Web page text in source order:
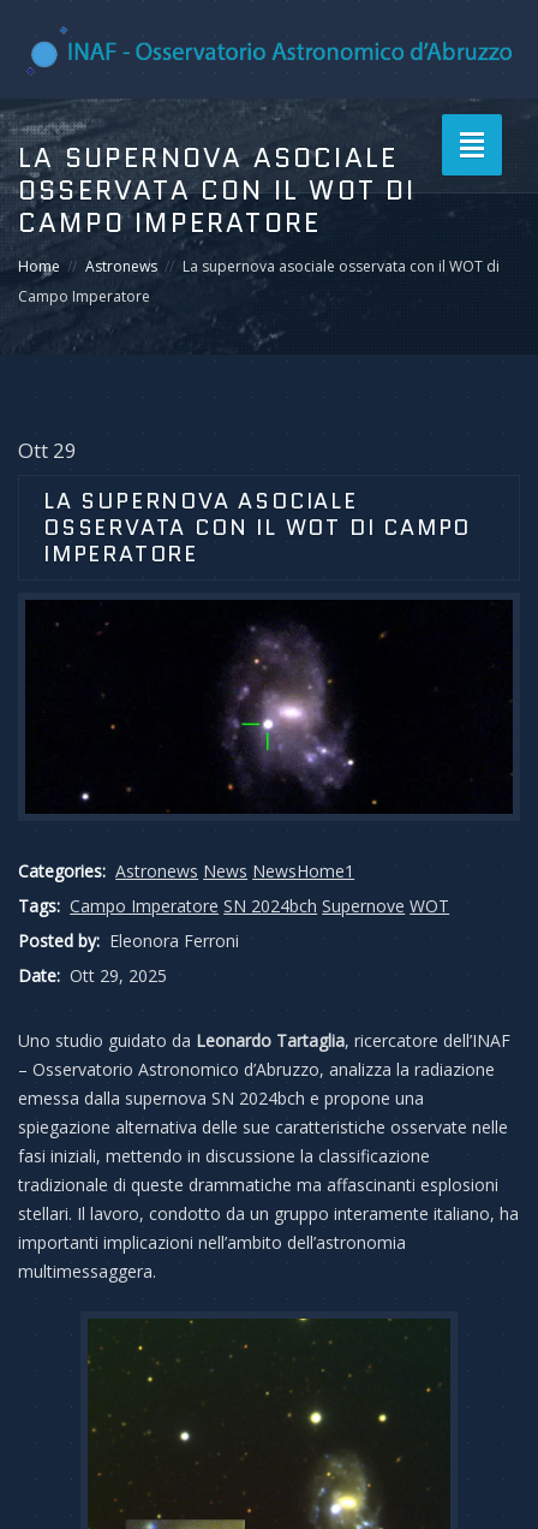
Toggle
LA SUPERNOVA ASOCIALE
OSSERVATA CON IL WOT DI
CAMPO IMPERATORE
Home Astronews
La supernova asociale osservata con il WOT di
Campo Imperatore
Ott 29
LA SUPERNOVA ASOCIALE
OSSERVATA CON IL WOT DI CAMPO
IMPERATORE
Categories: Astronews News NewsHome1
Tags: Campo Imperatore SN 2024bch Supernove WOT
Posted by: Eleonora Ferroni
Date: Ott 29, 2025
Uno studio guidato da Leonardo Tartaglia, ricercatore dell’INAF
– Osservatorio Astronomico d’Abruzzo, analizza la radiazione
emessa dalla supernova SN 2024bch e propone una
spiegazione alternativa delle sue caratteristiche osservate nelle
fasi iniziali, mettendo in discussione la classificazione
tradizionale di queste drammatiche ma affascinanti esplosioni
stellari. Il lavoro, condotto da un gruppo interamente italiano, ha
importanti implicazioni nell’ambito dell’astronomia
multimessaggera.